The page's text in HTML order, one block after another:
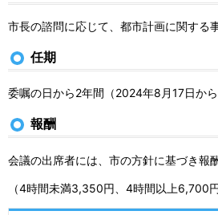
市長の諮問に応じて、都市計画に関する
任期
委嘱の日から2年間（2024年8月17日か
報酬
会議の出席者には、市の方針に基づき報
（4時間未満3,350円、4時間以上6,700